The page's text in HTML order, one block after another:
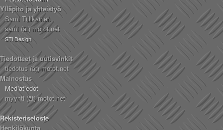
Ylläpito ja yhteistyö
Sami Tiilikainen
sami (ät) motot.net
STi Design
Tiedotteet ja uutisvinkit
tiedotus (ät) motot.net
Mainostus
Mediatiedot
myynti (ät) motot.net
Rekisteriseloste
Henkilökunta